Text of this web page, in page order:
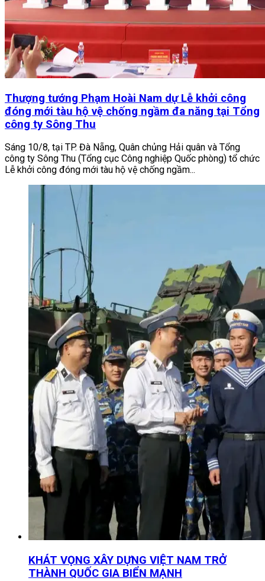
Thượng tướng Phạm Hoài Nam dự Lễ khởi công
đóng mới tàu hộ vệ chống ngầm đa năng tại Tổng
công ty Sông Thu
Sáng 10/8, tại TP. Đà Nẵng, Quân chủng Hải quân và Tổng
công ty Sông Thu (Tổng cục Công nghiệp Quốc phòng) tổ chức
Lễ khởi công đóng mới tàu hộ vệ chống ngầm...
KHÁT VỌNG XÂY DỰNG VIỆT NAM TRỞ
THÀNH QUỐC GIA BIỂN MẠNH